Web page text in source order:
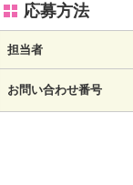
応募方法
担当者
お問い合わせ番号